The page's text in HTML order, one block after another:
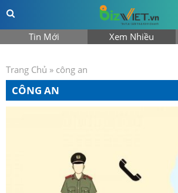
Tin Mới Xem Nhiều
Trang Chủ » công an
CÔNG AN